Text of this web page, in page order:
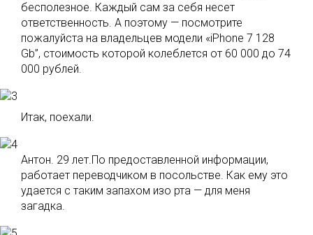
бесполезное. Каждый сам за себя несет
ответственность. А поэтому — посмотрите
пожалуйста на владельцев модели «iPhone 7 128
Gb”, стоимость которой колеблется от 60 000 до 74
000 рублей.
Итак, поехали.
Антон. 29 лет.По предоставленной информации,
работает переводчиком в посольстве. Как ему это
удается с таким запахом изо рта — для меня
загадка.